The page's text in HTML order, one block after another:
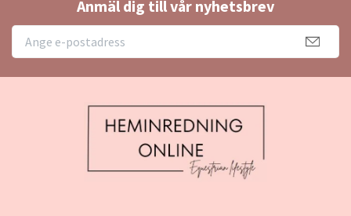
Anmäl dig till vår nyhetsbrev